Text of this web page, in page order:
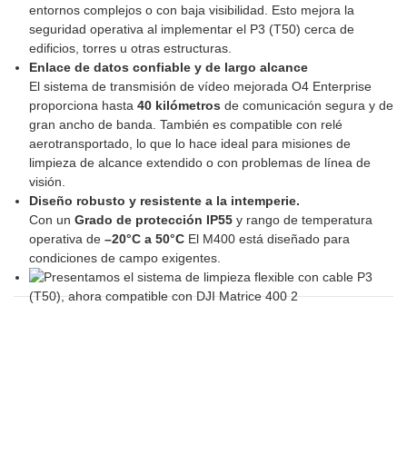
entornos complejos o con baja visibilidad. Esto mejora la
seguridad operativa al implementar el P3 (T50) cerca de
edificios, torres u otras estructuras.
Enlace de datos confiable y de largo alcance
El sistema de transmisión de vídeo mejorada O4 Enterprise
proporciona hasta 40 kilómetros de comunicación segura y de
gran ancho de banda. También es compatible con relé
aerotransportado, lo que lo hace ideal para misiones de
limpieza de alcance extendido o con problemas de línea de
visión.
Diseño robusto y resistente a la intemperie.
Con un Grado de protección IP55 y rango de temperatura
operativa de –20°C a 50°C El M400 está diseñado para
condiciones de campo exigentes.